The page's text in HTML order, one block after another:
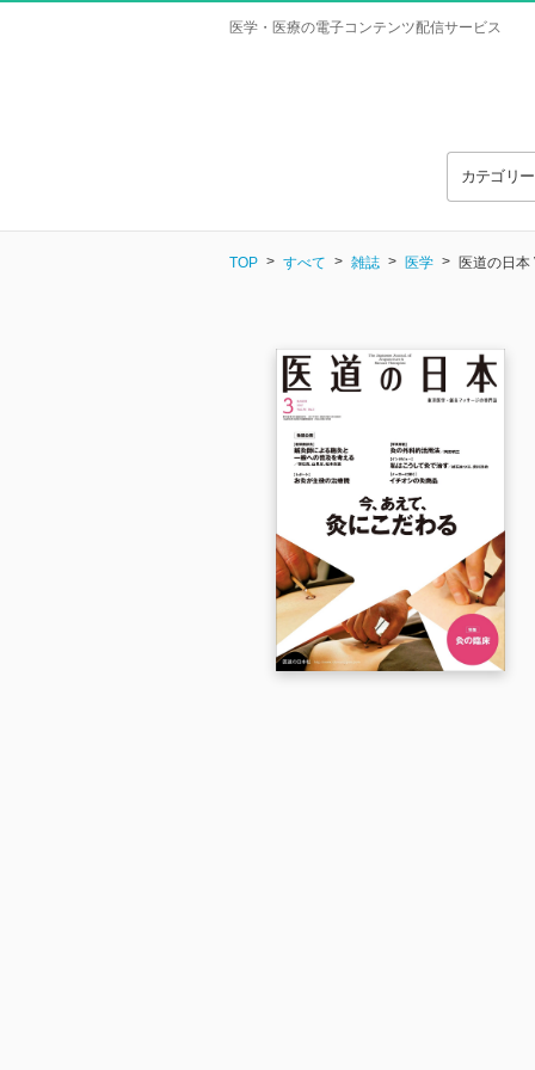
医学・医療の電子コンテンツ配信サービス
カテゴリ
TOP すべて 雑誌 医学 医道の日